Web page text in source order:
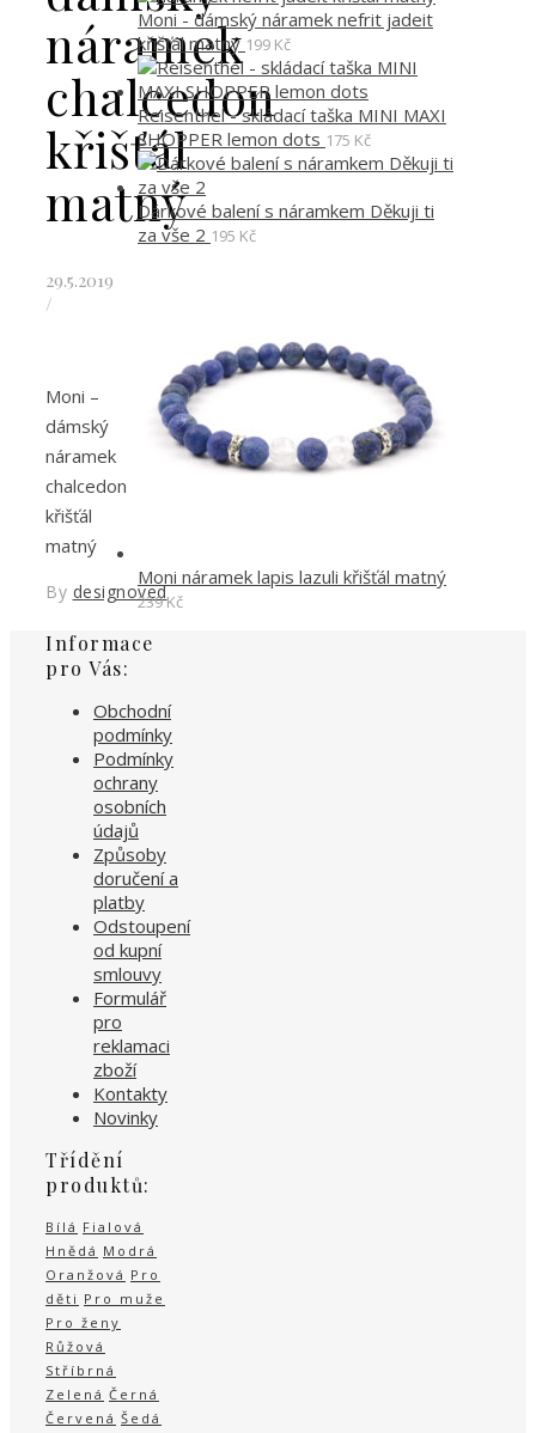
náramek
chalcedon
křišťál
matný
29.5.2019
/
Moni –
dámský
náramek
chalcedon
křišťál
matný
By designoved
Moni - dámský náramek nefrit jadeit
křišťál matný 199 Kč
Reisenthel - skládací taška MINI MAXI
SHOPPER lemon dots 175 Kč
Dárkové balení s náramkem Děkuji ti
za vše 2 195 Kč
Moni náramek lapis lazuli křišťál matný
239Kč
Informace
pro Vás:
Obchodní
podmínky
Podmínky
ochrany
osobních
údajů
Způsoby
doručení a
platby
Odstoupení
od kupní
smlouvy
Formulář
pro
reklamaci
zboží
Kontakty
Novinky
Třídění
produktů:
Bílá Fialová
Hnědá Modrá
Oranžová Pro
děti Pro muže
Pro ženy
Růžová
Stříbrná
Zelená Černá
Červená Šedá